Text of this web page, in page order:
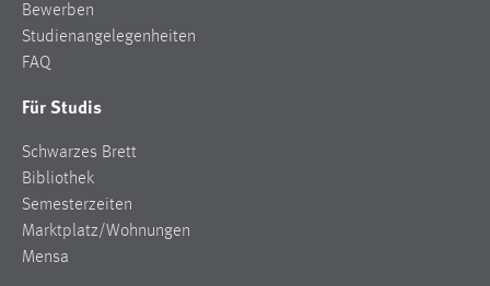
Bewerben
Studienangelegenheiten
FAQ
Für Studis
Schwarzes Brett
Bibliothek
Semesterzeiten
Marktplatz/Wohnungen
Mensa